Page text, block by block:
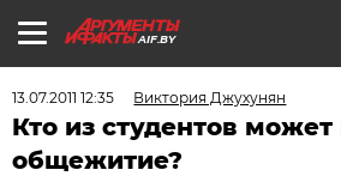
AIF.BY
13.07.2011 12:35 Виктория Джухунян
Кто из студентов может
общежитие?